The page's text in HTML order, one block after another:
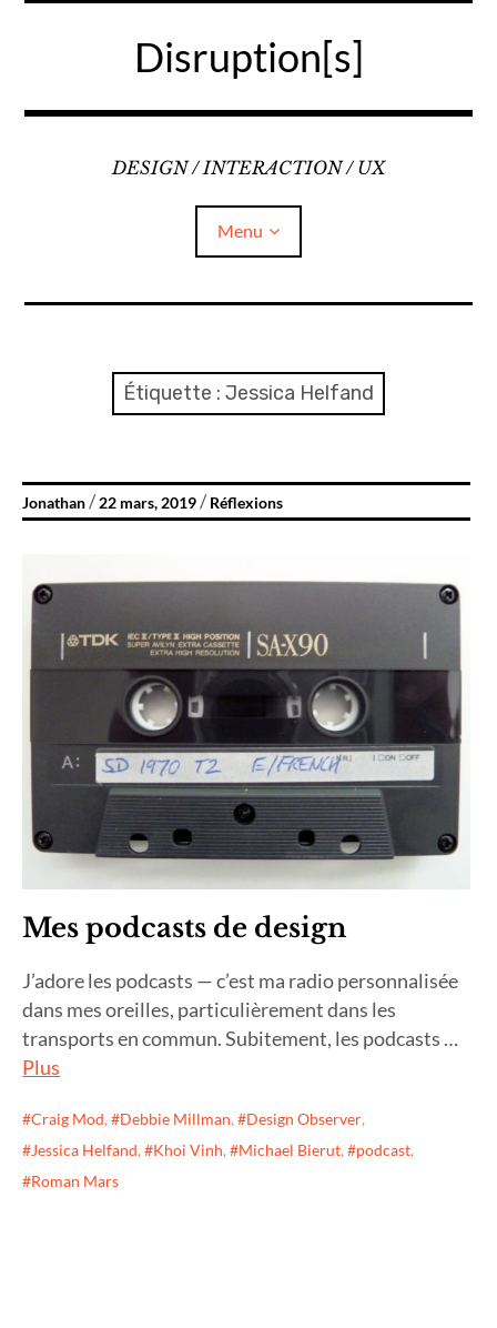
Disruption[s]
DESIGN / INTERACTION / UX
Menu
Étiquette : Jessica Helfand
Jonathan 22 mars, 2019 Réflexions
Mes podcasts de design
J’adore les podcasts — c’est ma radio personnalisée
dans mes oreilles, particulièrement dans les
transports en commun. Subitement, les podcasts …
Plus
Craig Mod, Debbie Millman, Design Observer,
Jessica Helfand, Khoi Vinh, Michael Bierut, podcast,
Roman Mars